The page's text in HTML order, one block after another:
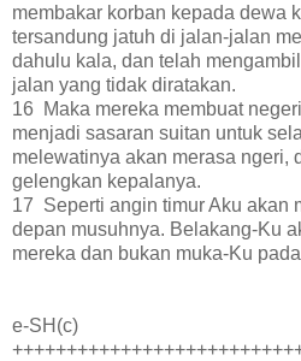
membakar korban kepada dewa
tersandung jatuh di jalan-jalan
dahulu kala, dan telah
jalan yang tidak diratakan.
16 Maka mereka membuat
menjadi sasaran suitan untuk
melewatinya akan merasa ngeri,
gelengkan kepalanya.
17 Seperti angin timur Aku akan
depan musuhnya. Belakang-Ku
mereka dan bukan muka-Ku
e-SH(c)